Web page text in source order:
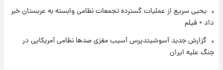
یحیی سریع از عملیات گسترده تجمعات نظامی وابسته به عربستان خبر
داد + فیلم
گزارش جدید آسوشیتدپرس آسیب مغزی صدها نظامی آمریکایی در
جنگ علیه ایران